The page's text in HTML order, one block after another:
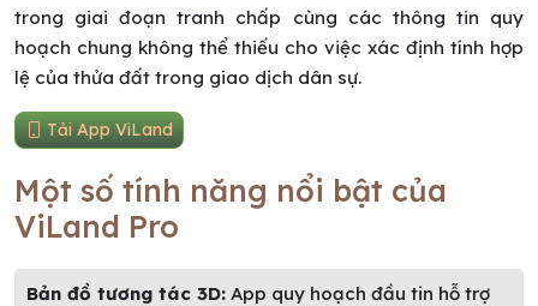
trong giai đoạn tranh chấp cùng các thông tin quy
hoạch chung không thể thiếu cho việc xác định tính hợp
lệ của thửa đất trong giao dịch dân sự.
Tải App ViLand
Một số tính năng nổi bật của
ViLand Pro
Bản đồ tương tác 3D: App quy hoạch đầu tin hỗ trợ